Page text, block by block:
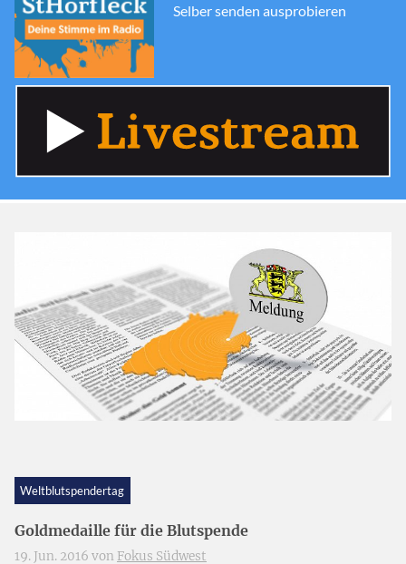
Selber senden ausprobieren
Weltblutspendertag
Goldmedaille für die Blutspende
19. Jun. 2016 von Fokus Südwest